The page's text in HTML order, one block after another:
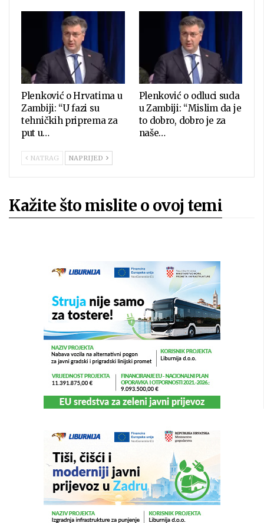
Plenković o Hrvatima u
Zambiji: “U fazi su
tehničkih priprema za
put u…
Plenković o odluci suda
u Zambiji: “Mislim da je
to dobro, dobro je za
naše…
NATRAG NAPRIJED
Kažite što mislite o ovoj temi